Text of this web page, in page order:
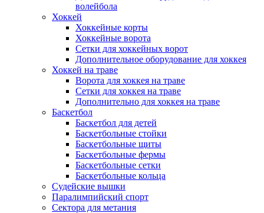
волейбола
Хоккей
Хоккейные корты
Хоккейные ворота
Сетки для хоккейных ворот
Дополнительное оборудование для хоккея
Хоккей на траве
Ворота для хоккея на траве
Сетки для хоккея на траве
Дополнительно для хоккея на траве
Баскетбол
Баскетбол для детей
Баскетбольные стойки
Баскетбольные щиты
Баскетбольные фермы
Баскетбольные сетки
Баскетбольные кольца
Судейские вышки
Паралимпийский спорт
Сектора для метания